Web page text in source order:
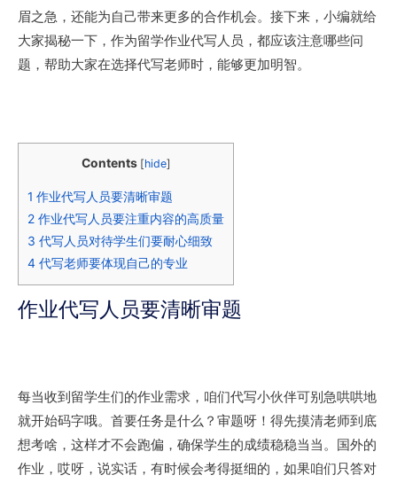
眉之急，还能为自己带来更多的合作机会。接下来，小编就给
大家揭秘一下，作为留学作业代写人员，都应该注意哪些问
题，帮助大家在选择代写老师时，能够更加明智。
Contents [hide]
1 作业代写人员要清晰审题
2 作业代写人员要注重内容的高质量
3 代写人员对待学生们要耐心细致
4 代写老师要体现自己的专业
作业代写人员要清晰审题
每当收到留学生们的作业需求，咱们代写小伙伴可别急哄哄地
就开始码字哦。首要任务是什么？审题呀！得先摸清老师到底
想考啥，这样才不会跑偏，确保学生的成绩稳稳当当。国外的
作业，哎呀，说实话，有时候会考得挺细的，如果咱们只答对